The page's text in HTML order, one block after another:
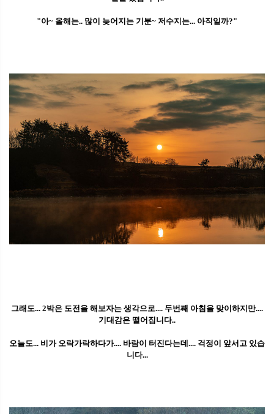
"아~ 올해는.. 많이 늦어지는 기분~ 저수지는... 아직일까?"
그래도... 2박은 도전을 해보자는 생각으로.... 두번째 아침을 맞이하지만....
기대감은 떨어집니다..
오늘도... 비가 오락가락하다가.... 바람이 터진다는데.... 걱정이 앞서고 있습
니다...